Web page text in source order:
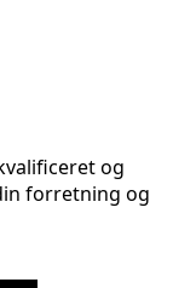
og
forretning og